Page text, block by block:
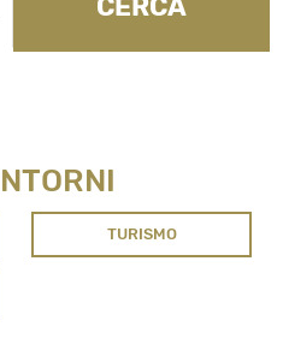
CERCA
TURISMO